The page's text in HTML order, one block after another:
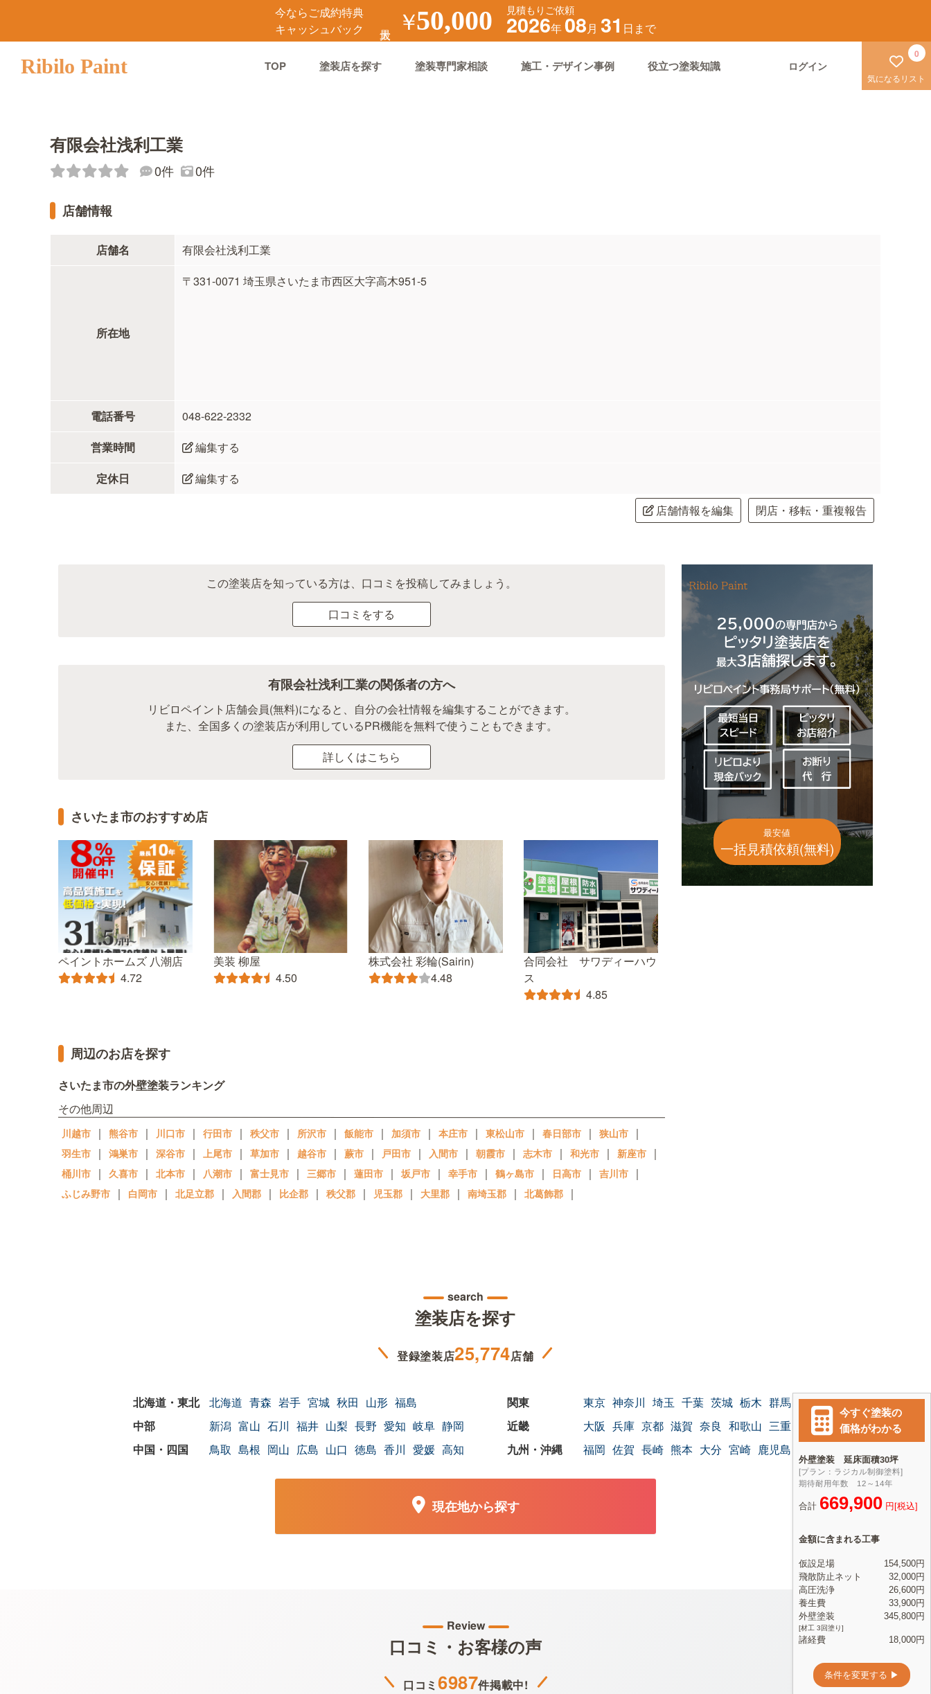
今ならご成約特典
キャッシュバック
￥50,000 見積もりご依頼
2026年08月 31 日まで
Ribilo Paint TOP 塗装店を探す 塗装専門家相談 施工・デザイン事例 役立つ塗装知識 ログイン
気になるリスト
0
有限会社浅利工業
0件 0件
店舗情報
店舗名 有限会社浅利工業
所在地
〒331-0071 埼玉県さいたま市西区大字高木951-5
電話番号
048-622-2332
営業時間
編集する
定休日
編集する
店舗情報を編集
閉店・移転・重複報告
この塗装店を知っている方は、口コミを投稿してみましょう。
口コミをする
有限会社浅利工業の関係者の方へ
リビロペイント店舗会員(無料)になると、自分の会社情報を編集することができます。
また、全国多くの塗装店が利用しているPR機能を無料で使うこともできます。
詳しくはこちら
さいたま市のおすすめ店
ペイントホームズ 八潮店
4.72
美装 柳屋
4.50
株式会社 彩輪(Sairin)
4.48
合同会社 サワディーハウ
ス
4.85
周辺のお店を探す
さいたま市の外壁塗装ランキング
その他周辺
川越市 ｜ 熊谷市 ｜ 川口市 ｜ 行田市 ｜ 秩父市 ｜ 所沢市 ｜ 飯能市 ｜ 加須市 ｜ 本庄市 ｜ 東松山市 ｜ 春日部市 ｜ 狭山市 ｜
羽生市 ｜ 鴻巣市 ｜ 深谷市 ｜ 上尾市 ｜ 草加市 ｜ 越谷市 ｜ 蕨市 ｜ 戸田市 ｜ 入間市 ｜ 朝霞市 ｜ 志木市 ｜ 和光市 ｜ 新座市 ｜
桶川市 ｜ 久喜市 ｜ 北本市 ｜ 八潮市 ｜ 富士見市 ｜ 三郷市 ｜ 蓮田市 ｜ 坂戸市 ｜ 幸手市 ｜ 鶴ヶ島市 ｜ 日高市 ｜ 吉川市 ｜
ふじみ野市 ｜ 白岡市 ｜ 北足立郡 ｜ 入間郡 ｜ 比企郡 ｜ 秩父郡 ｜ 児玉郡 ｜ 大里郡 ｜ 南埼玉郡 ｜ 北葛飾郡 ｜
最安値
一括見積依頼(無料)
search
塗装店を探す
登録塗装店25,774店舗
北海道 青森 岩手 宮城 秋田 山形 福島 東京 神奈川 埼玉 千葉 茨城 栃木 群馬
新潟 富山 石川 福井 山梨 長野 愛知 岐阜 静岡 大阪 兵庫 京都 滋賀 奈良 和歌山 三重
鳥取 島根 岡山 広島 山口 徳島 香川 愛媛 高知 福岡 佐賀 長崎 熊本 大分 宮崎 鹿児島
現在地から探す
Review
口コミ・お客様の声
口コミ 6987件掲載中!